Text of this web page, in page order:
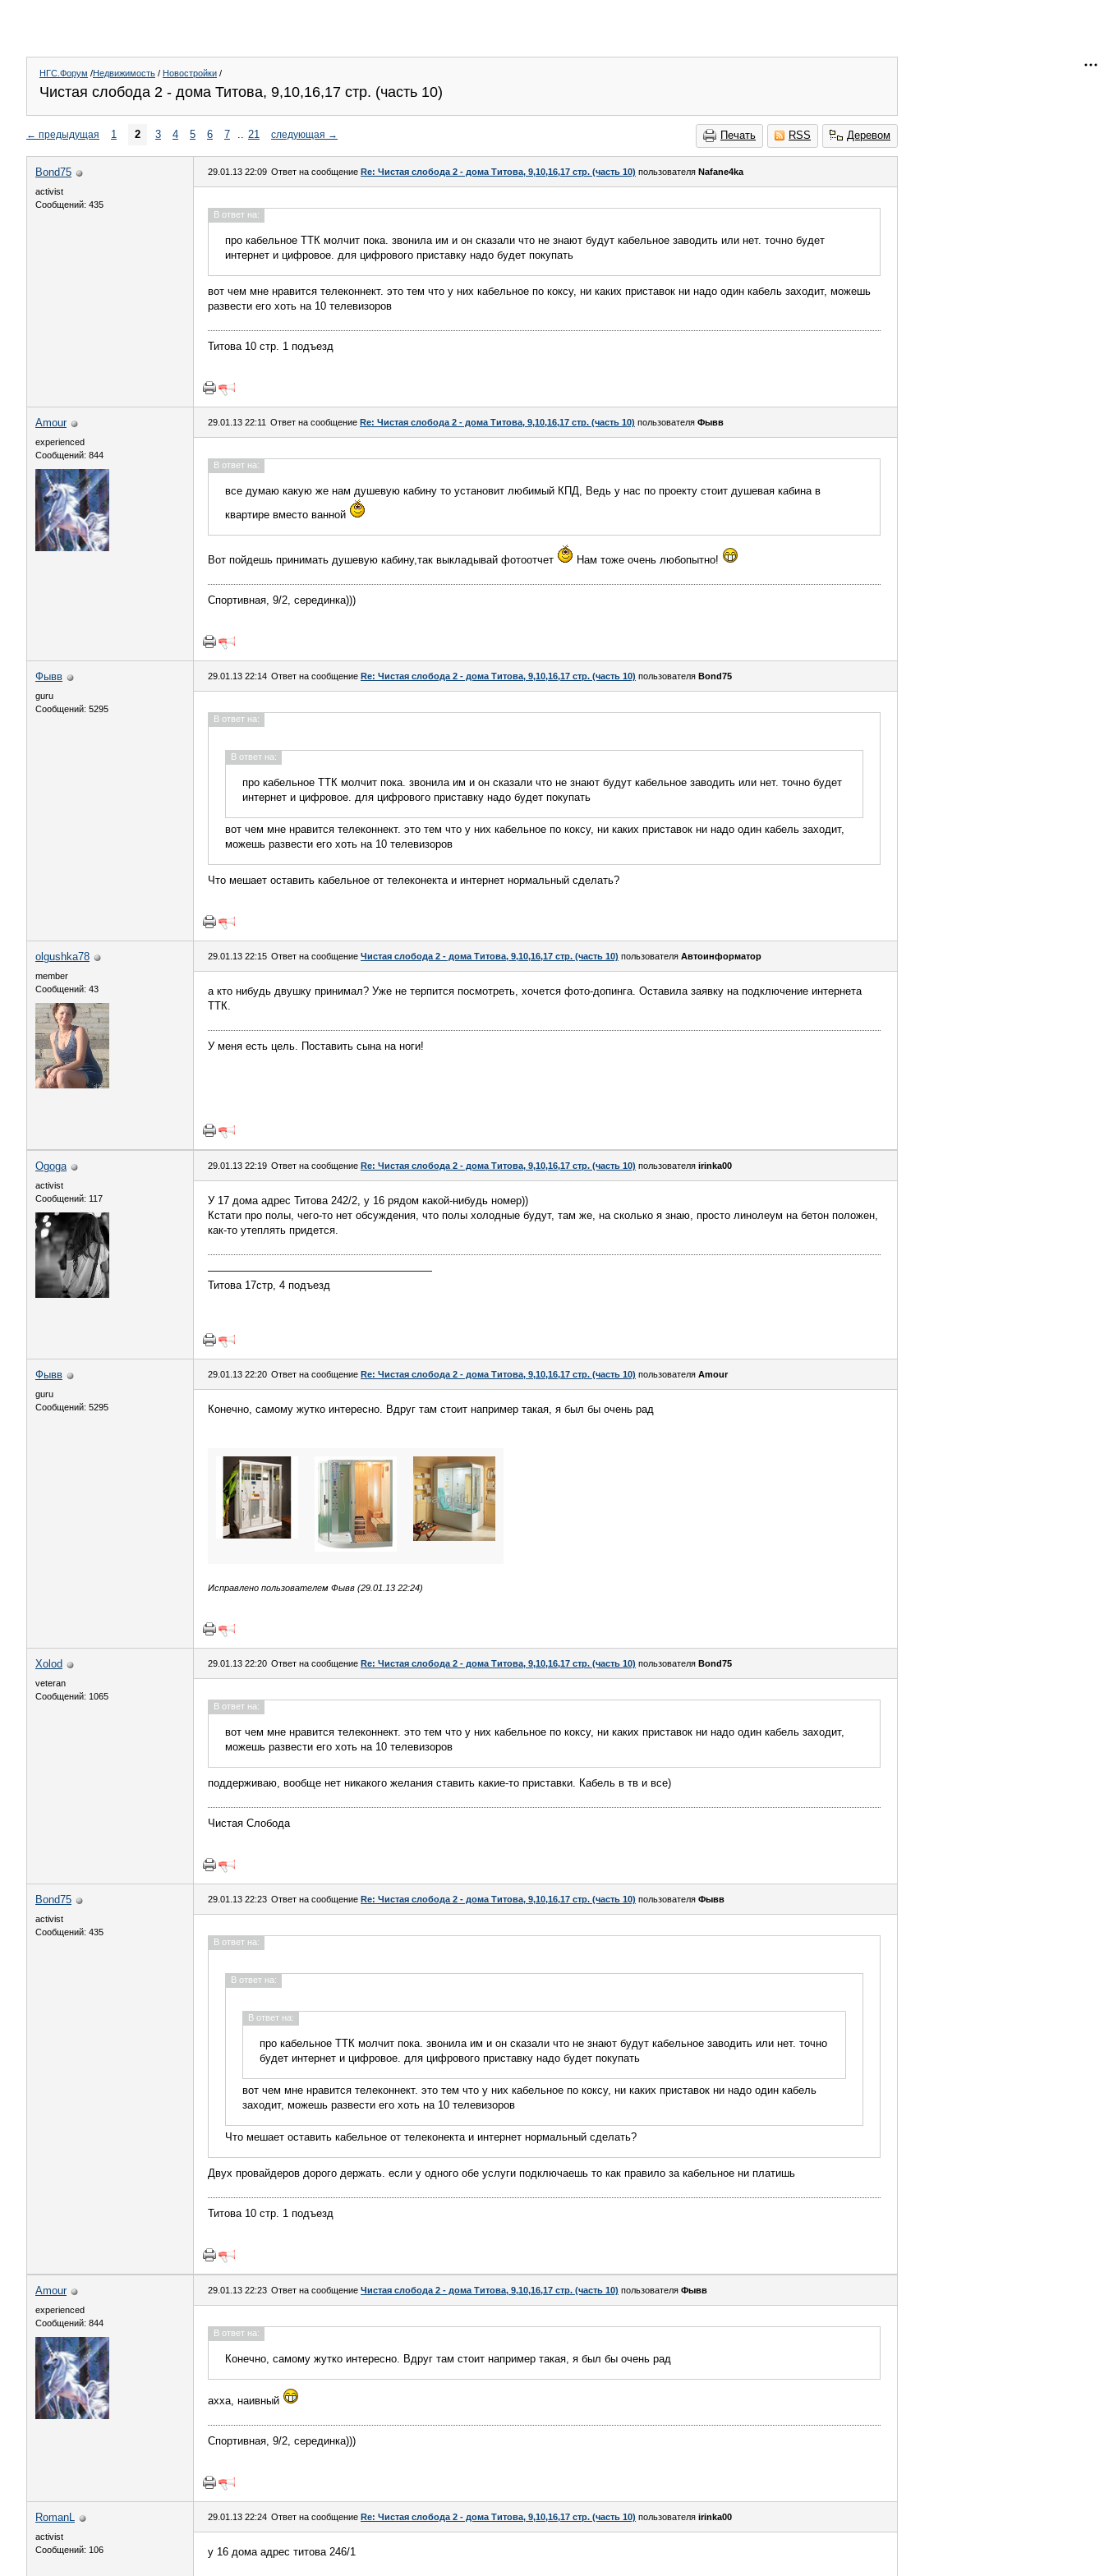
НГС.Форум /Недвижимость / Новостройки /
Чистая слобода 2 - дома Титова, 9,10,16,17 стр. (часть 10)
Печать RSS Деревом
← предыдущая 1 2 3 4 5 6 7 .. 21 следующая →
Bond75
activist
Сообщений: 435
29.01.13 22:09 Ответ на сообщение Re: Чистая слобода 2 - дома Титова, 9,10,16,17 стр. (часть 10) пользователя Nafane4ka
В ответ на:
про кабельное ТТК молчит пока. звонила им и он сказали что не знают будут кабельное заводить или нет. точно будет
интернет и цифровое. для цифрового приставку надо будет покупать
вот чем мне нравится телеконнект. это тем что у них кабельное по коксу, ни каких приставок ни надо один кабель заходит, можешь
развести его хоть на 10 телевизоров
Титова 10 стр. 1 подъезд
Аmоur
experienced
Сообщений: 844
29.01.13 22:11 Ответ на сообщение Re: Чистая слобода 2 - дома Титова, 9,10,16,17 стр. (часть 10) пользователя Фывв
В ответ на:
все думаю какую же нам душевую кабину то установит любимый КПД, Ведь у нас по проекту стоит душевая кабина в
квартире вместо ванной
Вот пойдешь принимать душевую кабину,так выкладывай фотоотчет Нам тоже очень любопытно!
Спортивная, 9/2, серединка)))
Фывв
guru
Сообщений: 5295
29.01.13 22:14 Ответ на сообщение Re: Чистая слобода 2 - дома Титова, 9,10,16,17 стр. (часть 10) пользователя Bond75
В ответ на:
В ответ на:
про кабельное ТТК молчит пока. звонила им и он сказали что не знают будут кабельное заводить или нет. точно будет
интернет и цифровое. для цифрового приставку надо будет покупать
вот чем мне нравится телеконнект. это тем что у них кабельное по коксу, ни каких приставок ни надо один кабель заходит,
можешь развести его хоть на 10 телевизоров
Что мешает оставить кабельное от телеконекта и интернет нормальный сделать?
olgushka78
member
Сообщений: 43
29.01.13 22:15 Ответ на сообщение Чистая слобода 2 - дома Титова, 9,10,16,17 стр. (часть 10) пользователя Автоинформатор
а кто нибудь двушку принимал? Уже не терпится посмотреть, хочется фото-допинга. Оставила заявку на подключение интернета
ТТК.
У меня есть цель. Поставить сына на ноги!
Ogoga
activist
Сообщений: 117
29.01.13 22:19 Ответ на сообщение Re: Чистая слобода 2 - дома Титова, 9,10,16,17 стр. (часть 10) пользователя irinka00
У 17 дома адрес Титова 242/2, у 16 рядом какой-нибудь номер))
Кстати про полы, чего-то нет обсуждения, что полы холодные будут, там же, на сколько я знаю, просто линолеум на бетон положен,
как-то утеплять придется.
—————————————————————
Титова 17стр, 4 подъезд
Фывв
guru
Сообщений: 5295
29.01.13 22:20 Ответ на сообщение Re: Чистая слобода 2 - дома Титова, 9,10,16,17 стр. (часть 10) пользователя Аmоur
Конечно, самому жутко интересно. Вдруг там стоит например такая, я был бы очень рад
Исправлено пользователем Фывв (29.01.13 22:24)
Xolod
veteran
Сообщений: 1065
29.01.13 22:20 Ответ на сообщение Re: Чистая слобода 2 - дома Титова, 9,10,16,17 стр. (часть 10) пользователя Bond75
В ответ на:
вот чем мне нравится телеконнект. это тем что у них кабельное по коксу, ни каких приставок ни надо один кабель заходит,
можешь развести его хоть на 10 телевизоров
поддерживаю, вообще нет никакого желания ставить какие-то приставки. Кабель в тв и все)
Чистая Слобода
Bond75
activist
Сообщений: 435
29.01.13 22:23 Ответ на сообщение Re: Чистая слобода 2 - дома Титова, 9,10,16,17 стр. (часть 10) пользователя Фывв
В ответ на:
В ответ на:
В ответ на:
про кабельное ТТК молчит пока. звонила им и он сказали что не знают будут кабельное заводить или нет. точно
будет интернет и цифровое. для цифрового приставку надо будет покупать
вот чем мне нравится телеконнект. это тем что у них кабельное по коксу, ни каких приставок ни надо один кабель
заходит, можешь развести его хоть на 10 телевизоров
Что мешает оставить кабельное от телеконекта и интернет нормальный сделать?
Двух провайдеров дорого держать. если у одного обе услуги подключаешь то как правило за кабельное ни платишь
Титова 10 стр. 1 подъезд
Аmоur
experienced
Сообщений: 844
29.01.13 22:23 Ответ на сообщение Чистая слобода 2 - дома Титова, 9,10,16,17 стр. (часть 10) пользователя Фывв
В ответ на:
Конечно, самому жутко интересно. Вдруг там стоит например такая, я был бы очень рад
ахха, наивный
Спортивная, 9/2, серединка)))
RomanL
activist
Сообщений: 106
29.01.13 22:24 Ответ на сообщение Re: Чистая слобода 2 - дома Титова, 9,10,16,17 стр. (часть 10) пользователя irinka00
у 16 дома адрес титова 246/1